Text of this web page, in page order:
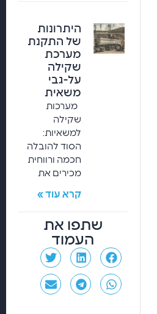
היתרונות
של התקנת
מערכת
שקילה
על-גבי
משאית
מערכות
שקילה
למשאיות:
הסוד להובלה
חכמה ורווחית
מכירים את
קרא עוד »
שתפו את
העמוד